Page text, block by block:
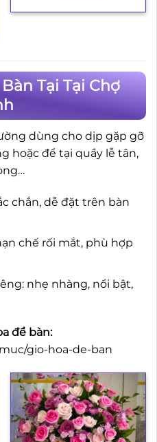
Tại Tại Chợ
dùng cho dịp gặp gỡ
hoặc để tại quầy lễ tân,
chắn, dễ đặt trên bàn
chế rối mắt, phù hợp
nhẹ nhàng, nổi bật,
để bàn:
gio-hoa-de-ban